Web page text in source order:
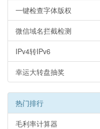
一键检查字体版权
微信域名拦截检测
IPv4转IPv6
幸运大转盘抽奖
热门排行
毛利率计算器